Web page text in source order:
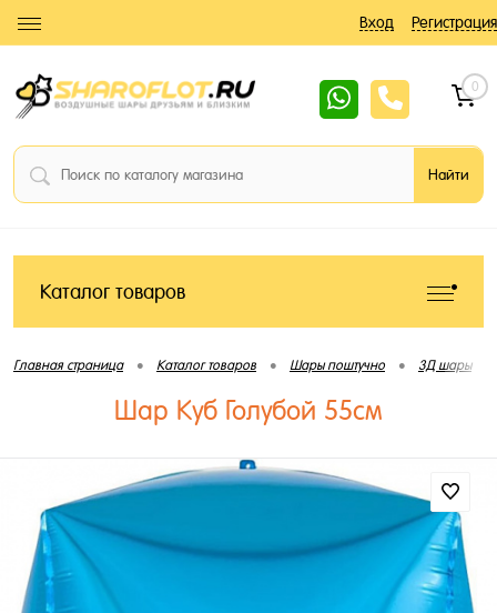
Вход Регистрация
0
Каталог товаров
Главная страница • Каталог товаров • Шары поштучно • 3Д шары
Шар Куб Голубой 55см